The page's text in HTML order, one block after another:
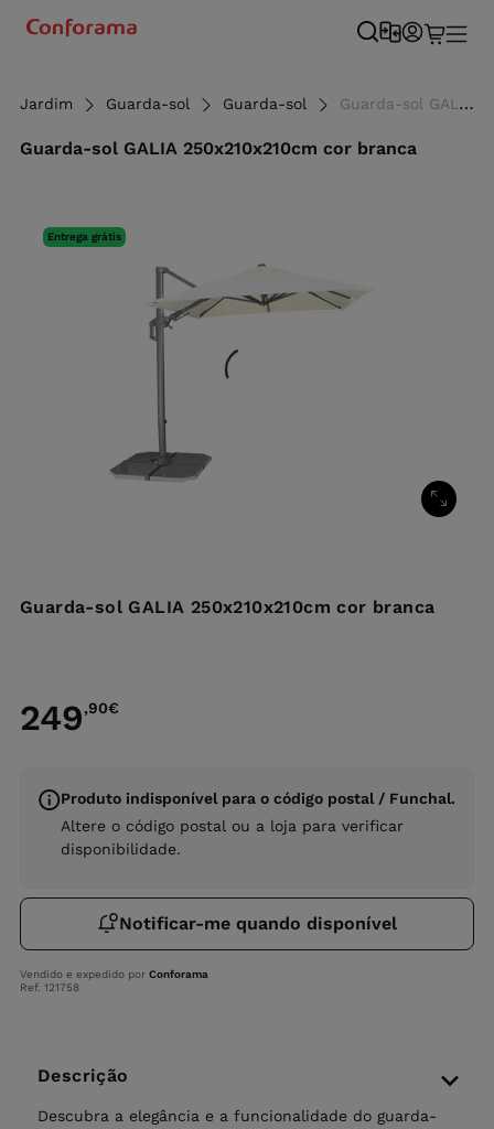
Jardim Guarda-sol Guarda-sol Guarda-sol GALIA 250x210x210cm cor branca
Guarda-sol GALIA 250x210x210cm cor branca
Entrega grátis
Guarda-sol GALIA 250x210x210cm cor branca
249,90€
Produto indisponível para o código postal / Funchal.
Altere o código postal ou a loja para verificar
disponibilidade.
Notificar-me quando disponível
Vendido e expedido por Conforama
Ref. 121758
Descrição
Descubra a elegância e a funcionalidade do guarda-